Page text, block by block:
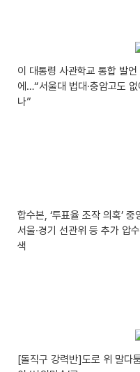
이 대통령 사관학교 통합 발언
에…“서울대 법대·충암고도 없
나”
합수본, ‘투표율 조작 의혹’ 중
서울·경기 선관위 등 추가 압
색
[돌직구 강력반]도로 위 말다